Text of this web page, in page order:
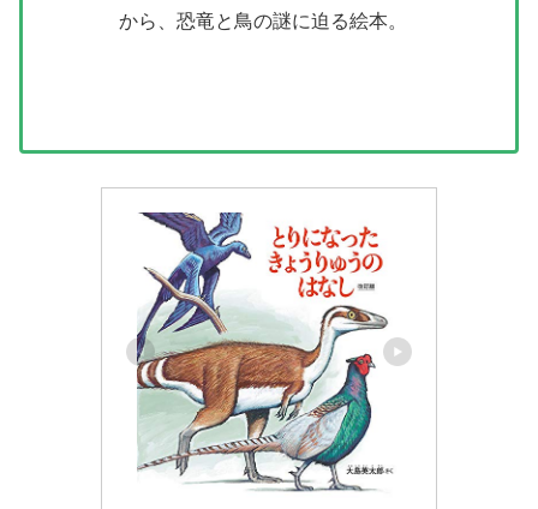
から、恐竜と鳥の謎に迫る絵本。